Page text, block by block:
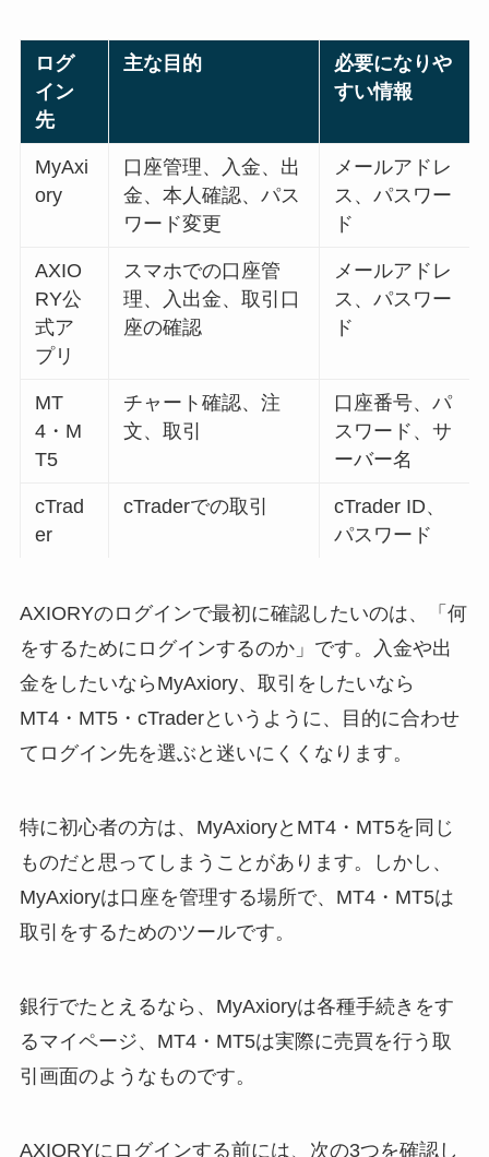
ログ
イン
先
主な目的
必要になりや
すい情報
MyAxi
ory
口座管理、入金、出
金、本人確認、パス
ワード変更
メールアドレ
ス、パスワー
ド
AXIO
RY公
式ア
プリ
スマホでの口座管
理、入出金、取引口
座の確認
メールアドレ
ス、パスワー
ド
MT
4・M
T5
チャート確認、注
文、取引
口座番号、パ
スワード、サ
ーバー名
cTrad
er
cTraderでの取引
cTrader ID、
パスワード
AXIORYのログインで最初に確認したいのは、「何
をするためにログインするのか」です。入金や出
金をしたいならMyAxiory、取引をしたいなら
MT4・MT5・cTraderというように、目的に合わせ
てログイン先を選ぶと迷いにくくなります。
特に初心者の方は、MyAxioryとMT4・MT5を同じ
ものだと思ってしまうことがあります。しかし、
MyAxioryは口座を管理する場所で、MT4・MT5は
取引をするためのツールです。
銀行でたとえるなら、MyAxioryは各種手続きをす
るマイページ、MT4・MT5は実際に売買を行う取
引画面のようなものです。
AXIORYにログインする前には、次の3つを確認し